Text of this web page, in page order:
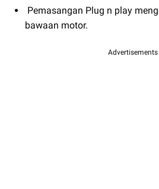
Pemasangan Plug n play
bawaan motor.
Advertisements